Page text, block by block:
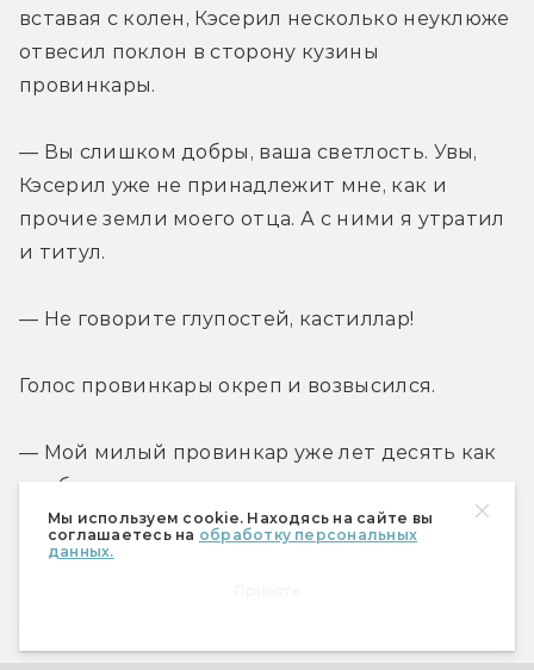
Мы используем cookie. Находясь на сайте вы
соглашаетесь на обработку персональных
данных.
вставая с колен, Кэсерил несколько неуклюже
отвесил поклон в сторону кузины
провинкары.
— Вы слишком добры, ваша светлость. Увы,
Кэсерил уже не принадлежит мне, как и
прочие земли моего отца. А с ними я утратил
и титул.
— Не говорите глупостей, кастиллар!
Голос провинкары окреп и возвысился.
— Мой милый провинкар уже лет десять как
пребывает в мире ином, но уверяю вас —
демоны Бастарда сожрут первого, кто
назовет меня иначе, чем провинкара. Стойте